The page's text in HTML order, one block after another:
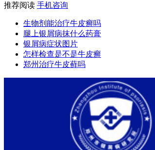
推荐阅读 手机咨询
生物剂能治疗牛皮癣吗
腿上银屑病抹什么药膏
银屑病症状图片
怎样检查是不是牛皮癣
郑州治疗牛皮藓吗